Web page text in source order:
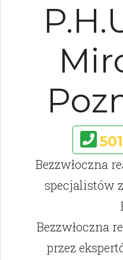
Bezzwłoczna
specjalistów
Bezzwłoczna
przez